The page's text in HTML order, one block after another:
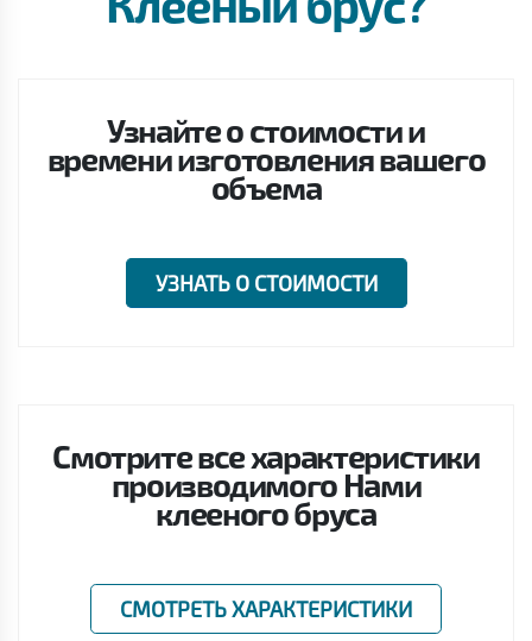
Узнайте о стоимости и
времени изготовления вашего
объема
УЗНАТЬ О СТОИМОСТИ
Смотрите все характеристики
производимого Нами
клееного бруса
СМОТРЕТЬ ХАРАКТЕРИСТИКИ